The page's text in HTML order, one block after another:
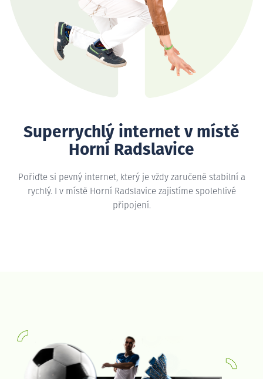
Superrychlý internet v místě
Horní Radslavice
Pořiďte si pevný internet, který je vždy zaručeně stabilní a
rychlý. I v místě Horní Radslavice zajistíme spolehlivé
připojení.